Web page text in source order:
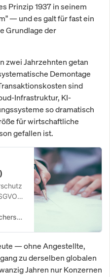
Prinzip 1937 in seinem
— und es galt für fast ein
Grundlage der
zwei Jahrzehnten getan
Demontage
sind
Infrastruktur, KI-
so dramatisch
für wirtschaftliche
gefallen ist.
Bundesstelle für Verbraucherschutz (BfV)
— ohne Angestellte,
zu derselben globalen
Jahren nur Konzernen